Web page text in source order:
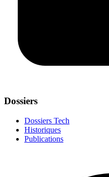
Dossiers
Dossiers Tech
Historiques
Publications